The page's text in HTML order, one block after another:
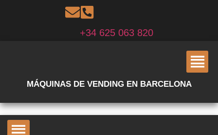
+34 625 063 820
MÁQUINAS DE VENDING EN BARCELONA